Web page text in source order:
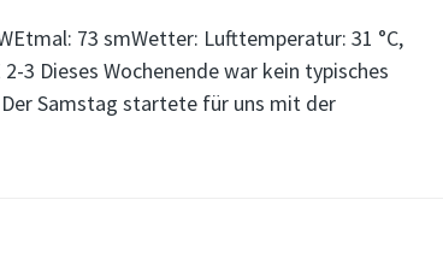
73 smWetter: Lufttemperatur: 31 °C,
3 Dieses Wochenende war kein typisches
Samstag startete für uns mit der